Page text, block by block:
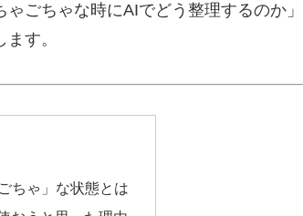
ごちゃな時にAIでどう整理するのか」
す。
ちゃ」な状態とは